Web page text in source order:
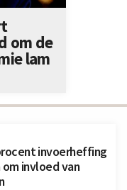
invoerheffing
invloed van
om de
lam